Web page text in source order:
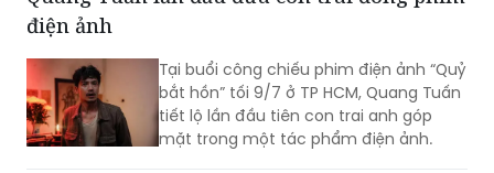
Tại buổi công chiếu phim điện ảnh “Quỷ
tiết lộ lần đầu tiên con trai anh góp
mặt trong một tác phẩm điện ảnh.
Nữ tiến sĩ 9X người Huế giành Giải Vàng tại